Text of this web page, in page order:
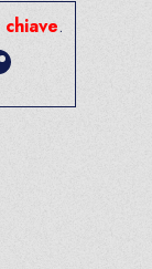
chiave.